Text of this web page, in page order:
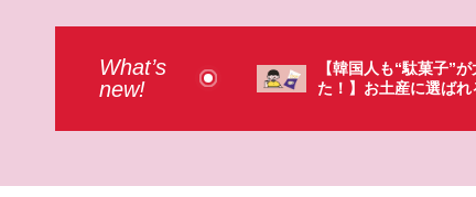
What’s
new!
も“駄菓子”が大好きだっ
土産に選ばれるものが意外過
【そんなものまで買っ
本のドラストで韓国人